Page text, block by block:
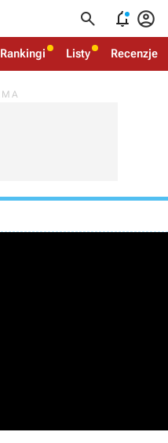
  
Rankingi Listy Recenzje